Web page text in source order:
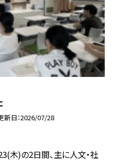
新日 2026/07/28
木)の2日間、主に人文・社